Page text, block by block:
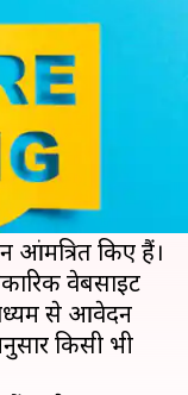
के लिए
गार्ड, संघ
ने विभिन्न
आंमत्रित किए हैं।
वेबसाइट
से आवेदन
किसी भी